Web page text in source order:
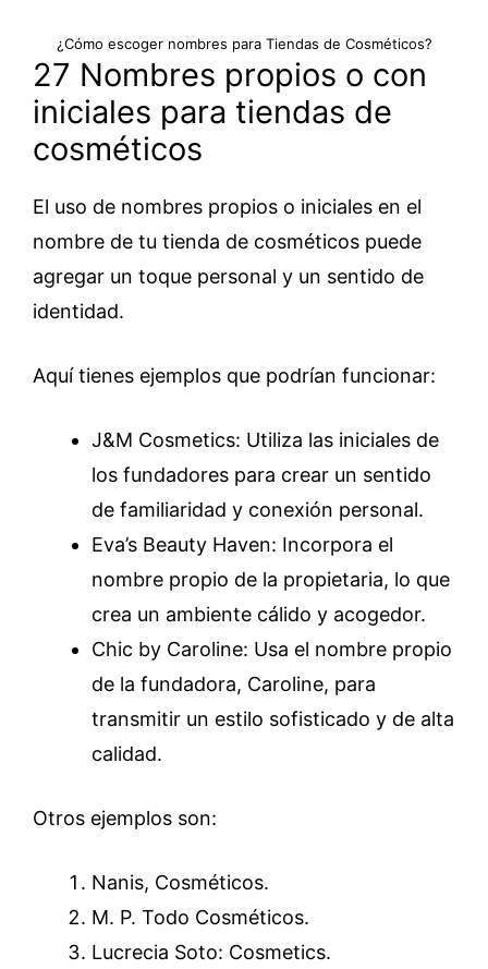
¿Cómo escoger nombres para Tiendas de Cosméticos?
27 Nombres propios o con
iniciales para tiendas de
cosméticos
El uso de nombres propios o iniciales en el
nombre de tu tienda de cosméticos puede
agregar un toque personal y un sentido de
identidad.
Aquí tienes ejemplos que podrían funcionar:
J&M Cosmetics: Utiliza las iniciales de
los fundadores para crear un sentido
de familiaridad y conexión personal.
Eva’s Beauty Haven: Incorpora el
nombre propio de la propietaria, lo que
crea un ambiente cálido y acogedor.
Chic by Caroline: Usa el nombre propio
de la fundadora, Caroline, para
transmitir un estilo sofisticado y de alta
calidad.
Otros ejemplos son:
Nanis, Cosméticos.
M. P. Todo Cosméticos.
Lucrecia Soto: Cosmetics.